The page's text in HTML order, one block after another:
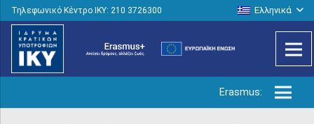
Τηλεφωνικό Κέντρο IKY: 210 3726300 Ελληνικά
Erasmus: